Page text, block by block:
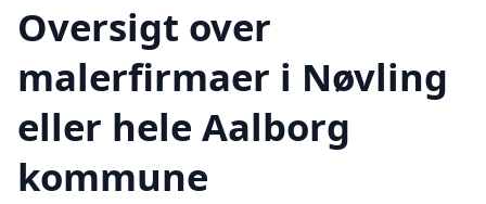
Oversigt over
malerfirmaer i Nøvling
eller hele Aalborg
kommune